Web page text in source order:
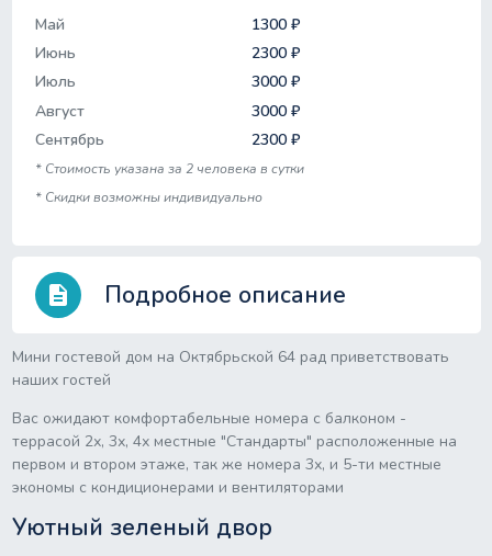
Май
1300 ₽
Июнь
2300 ₽
Июль
3000 ₽
Август
3000 ₽
Сентябрь
2300 ₽
* Стоимость указана за 2 человека в сутки
* Скидки возможны индивидуально
description Подробное описание
Мини гостевой дом на Октябрьской 64 рад приветствовать
наших гостей
Вас ожидают комфортабельные номера с балконом -
террасой 2х, 3х, 4х местные "Стандарты" расположенные на
первом и втором этаже, так же номера 3х, и 5-ти местные
экономы с кондиционерами и вентиляторами
Уютный зеленый двор